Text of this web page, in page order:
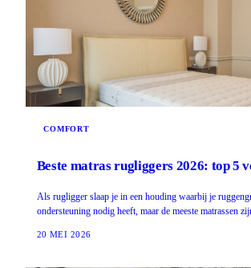
COMFORT
Beste matras rugliggers 2026: top 5
Als rugligger slaap je in een houding waarbij je
ondersteuning nodig heeft, maar de meeste matrassen
20 MEI 2026